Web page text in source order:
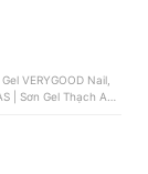
VERYGOOD Nail,
| Sơn Gel Thạch AS,